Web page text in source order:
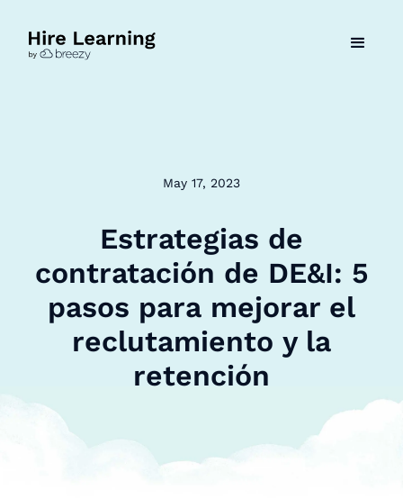
May 17, 2023
Estrategias de
contratación de DE&I: 5
pasos para mejorar el
reclutamiento y la
retención